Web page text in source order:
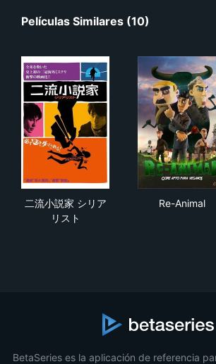
Películas Similares (10)
二流小説家 シリア
リスト
Re-Animal
BetaSeries es la aplicación de referencia